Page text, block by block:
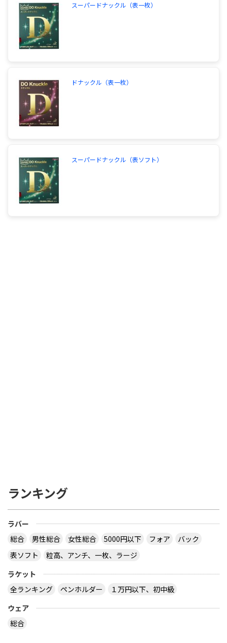
スーパードナックル（表一枚）
ドナックル（表一枚）
スーパードナックル（表ソフト）
ランキング
ラバー
総合
男性総合 女性総合 5000円以下 フォア
バック
表ソフト
粒高、アンチ、一枚、ラージ
ラケット
全ランキング
ペンホルダー
１万円以下、初中級
ウェア
総合